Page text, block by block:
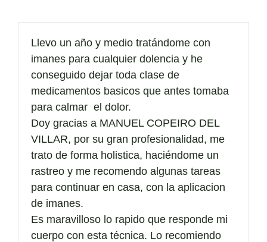
Llevo un año y medio tratándome con
imanes para cualquier dolencia y he
conseguido dejar toda clase de
medicamentos basicos que antes tomaba
para calmar el dolor.
Doy gracias a MANUEL COPEIRO DEL
VILLAR, por su gran profesionalidad, me
trato de forma holistica, haciéndome un
rastreo y me recomendo algunas tareas
para continuar en casa, con la aplicacion
de imanes.
Es maravilloso lo rapido que responde mi
cuerpo con esta técnica. Lo recomiendo